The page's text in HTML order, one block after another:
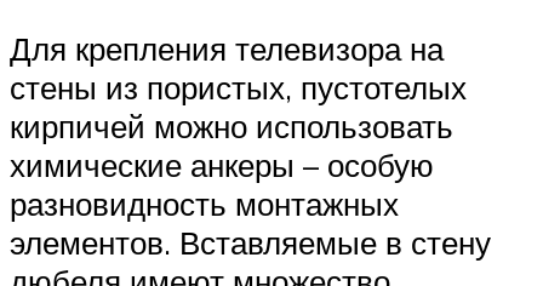
Для крепления телевизора на
стены из пористых, пустотелых
кирпичей можно использовать
химические анкеры – особую
разновидность монтажных
элементов. Вставляемые в стену